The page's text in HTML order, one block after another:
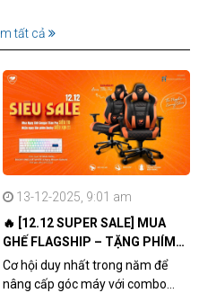
tất cả
13-12-2025, 9:01 am
🔥 [12.12 SUPER SALE] MUA
GHẾ FLAGSHIP – TẶNG PHÍM
CƠ XỊN
Cơ hội duy nhất trong năm để
nâng cấp góc máy với combo